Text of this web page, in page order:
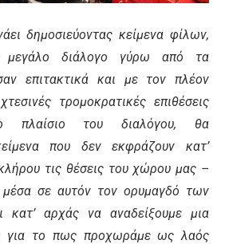
δημοσιεύοντας κείμενα φίλων,
μεγάλο διάλογο γύρω από τα
επιτακτικά και με τον πλέον
τρομοκρατικές επιθέσεις
πλαίσιο του διαλόγου, θα
που δεν εκφράζουν κατ’
τις θέσεις του χώρου μας –
μέσα σε αυτόν τον ορυμαγδό των
κατ’ αρχάς να αναδείξουμε μια
για το πως προχωράμε ως λαός